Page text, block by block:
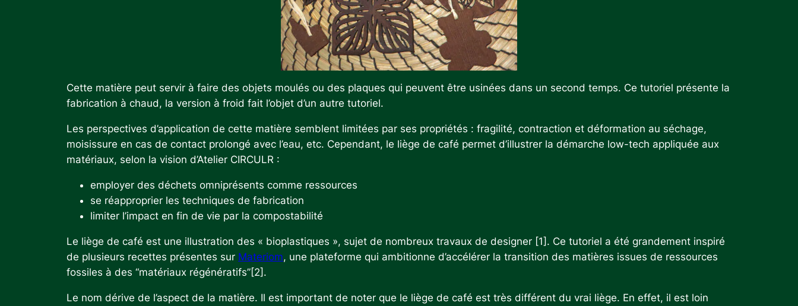
Cette matière peut servir à faire des objets moulés ou des plaques qui peuvent être usinées dans un second temps. Ce tutoriel présente la
fabrication à chaud, la version à froid fait l’objet d’un autre tutoriel.
Les perspectives d’application de cette matière semblent limitées par ses propriétés : fragilité, contraction et déformation au séchage,
moisissure en cas de contact prolongé avec l’eau, etc. Cependant, le liège de café permet d’illustrer la démarche low-tech appliquée aux
matériaux, selon la vision d’Atelier CIRCULR :
employer des déchets omniprésents comme ressources
se réapproprier les techniques de fabrication
limiter l’impact en fin de vie par la compostabilité
Le liège de café est une illustration des « bioplastiques », sujet de nombreux travaux de designer [1]. Ce tutoriel a été grandement inspiré
de plusieurs recettes présentes sur Materiom, une plateforme qui ambitionne d’accélérer la transition des matières issues de ressources
fossiles à des “matériaux régénératifs”[2].
Le nom dérive de l’aspect de la matière. Il est important de noter que le liège de café est très différent du vrai liège. En effet, il est loin